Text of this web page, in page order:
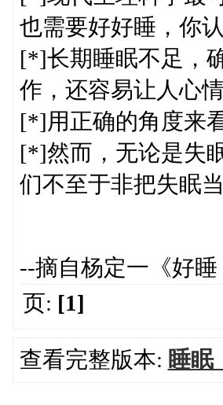
也需要好好睡，你
[*]长期睡眠不足，
作，还容易让人心情
[*]用正确的角度来
[*]然而，无论是失
们不至于非把失眠
--摘自杨定一《好
页: [1]
查看完整版本: 睡眠